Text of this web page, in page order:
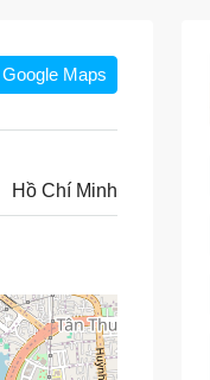
Maps
Hồ Chí Minh